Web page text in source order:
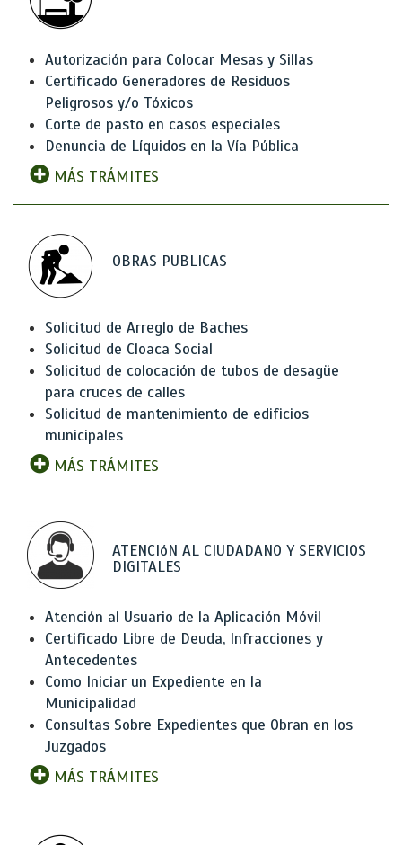
Autorización para Colocar Mesas y Sillas
Certificado Generadores de Residuos
Peligrosos y/o Tóxicos
Corte de pasto en casos especiales
Denuncia de Líquidos en la Vía Pública
MÁS TRÁMITES
OBRAS PUBLICAS
Solicitud de Arreglo de Baches
Solicitud de Cloaca Social
Solicitud de colocación de tubos de desagüe
para cruces de calles
Solicitud de mantenimiento de edificios
municipales
MÁS TRÁMITES
ATENCIóN AL CIUDADANO Y SERVICIOS
DIGITALES
Atención al Usuario de la Aplicación Móvil
Certificado Libre de Deuda, Infracciones y
Antecedentes
Como Iniciar un Expediente en la
Municipalidad
Consultas Sobre Expedientes que Obran en los
Juzgados
MÁS TRÁMITES